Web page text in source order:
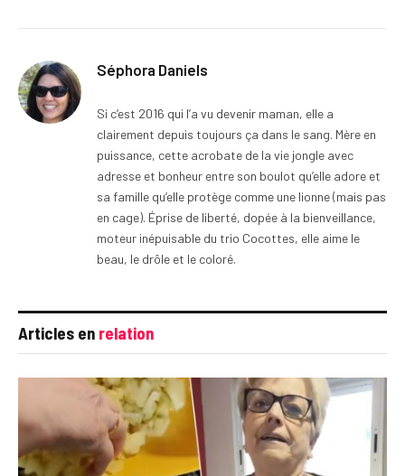
Séphora Daniels
Si c’est 2016 qui l’a vu devenir maman, elle a
clairement depuis toujours ça dans le sang. Mère en
puissance, cette acrobate de la vie jongle avec
adresse et bonheur entre son boulot qu’elle adore et
sa famille qu’elle protège comme une lionne (mais pas
en cage). Éprise de liberté, dopée à la bienveillance,
moteur inépuisable du trio Cocottes, elle aime le
beau, le drôle et le coloré.
Articles en relation